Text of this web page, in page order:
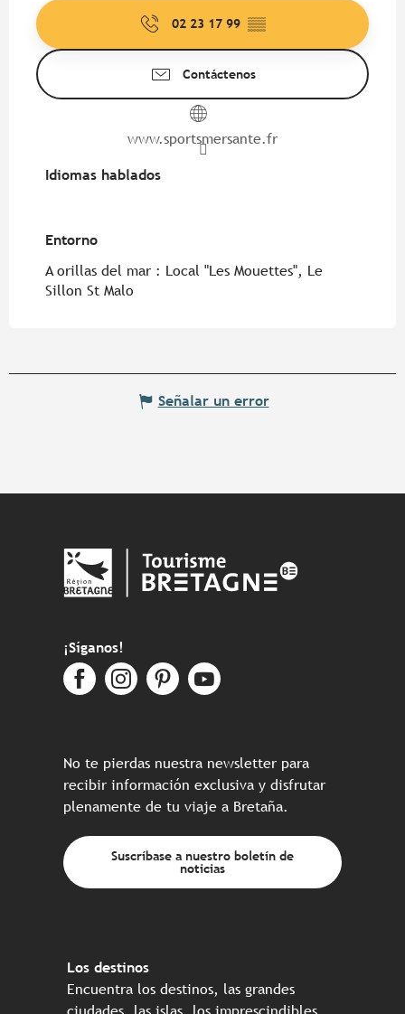
02 23 17 99 ▒▒
Contáctenos
www.sportsmersante.fr
Idiomas hablados
Idiomas hablados
Entorno
Entorno
A orillas del mar : Local "Les Mouettes", Le
Sillon St Malo
Señalar un error
¡Síganos!
No te pierdas nuestra newsletter para
recibir información exclusiva y disfrutar
plenamente de tu viaje a Bretaña.
Suscríbase a nuestro boletín de
noticias
Los destinos
Encuentra los destinos, las grandes